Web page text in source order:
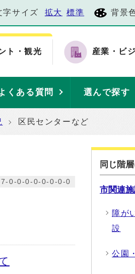
字サイズ 拡大 標準 背景
ト・観光 産業・ビ
くある質問 選んで探す
区民センターなど
0-0-0-0-0-0-0-0
同じ階
市関連
障が
設
公園